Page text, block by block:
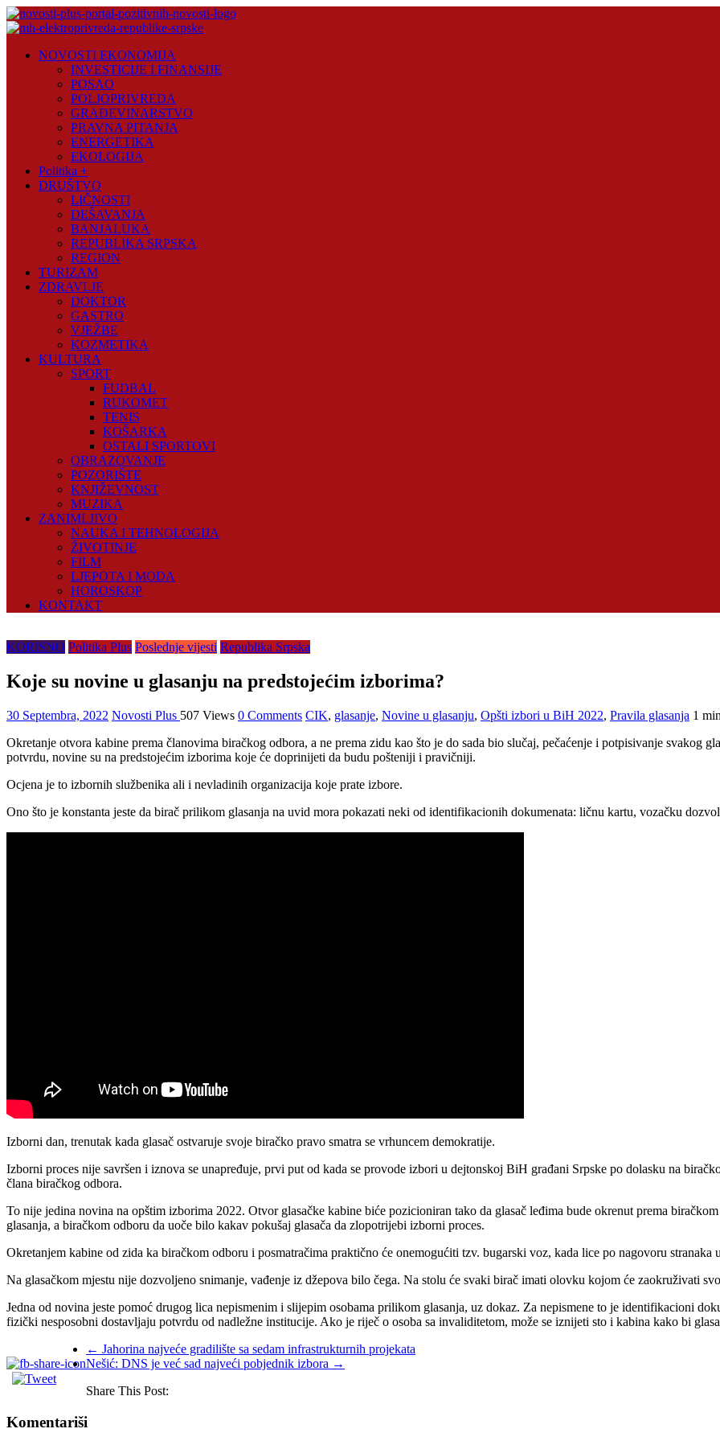
Skip
to
Plus
NOVOSTI EKONOMIJA
INVESTICIJE I FINANSIJE
POSAO
POLJOPRIVREDA
GRAĐEVINARSTVO
PRAVNA PITANJA
ENERGETIKA
EKOLOGIJA
Politika +
DRUŠTVO
LIČNOSTI
DEŠAVANJA
BANJALUKA
REPUBLIKA SRPSKA
REGION
TURIZAM
ZDRAVLJE
DOKTOR
GASTRO
VJEŽBE
KOZMETIKA
KULTURA
SPORT
FUDBAL
RUKOMET
TENIS
KOŠARKA
OSTALI SPORTOVI
OBRAZOVANJE
POZORIŠTE
KNJIŽEVNOST
MUZIKA
ZANIMLJIVO
NAUKA I TEHNOLOGIJA
ŽIVOTINJE
FILM
LJEPOTA I MODA
HOROSKOP
KONTAKT
KORISNO Politika Plus Poslednje vijesti Republika Srpska
Koje su novine u glasanju na predstojećim izborima?
30 Septembra, 2022 Novosti Plus 507 Views 0 Comments CIK, glasanje, Novine u glasanju, Opšti izbori u BiH 2022, Pravila glasanja 1
Okretanje otvora kabine prema članovima biračkog odbora, a ne prema zidu kao što je do sada bio slučaj, pečaćenje i potpisivanje svakog
potvrdu, novine su na predstojećim izborima koje će doprinijeti da budu pošteniji i pravičniji.
Ocjena je to izbornih službenika ali i nevladinih organizacija koje prate izbore.
Ono što je konstanta jeste da birač prilikom glasanja na uvid mora pokazati neki od identifikacionih dokumenata: ličnu kartu, vozačku
Izborni dan, trenutak kada glasač ostvaruje svoje biračko pravo smatra se vrhuncem demokratije.
Izborni proces nije savršen i iznova se unapređuje, prvi put od kada se provode izbori u dejtonskoj BiH građani Srpske po dolasku na
člana biračkog odbora.
To nije jedina novina na opštim izborima 2022. Otvor glasačke kabine biće pozicioniran tako da glasač leđima bude okrenut prema
glasanja, a biračkom odboru da uoče bilo kakav pokušaj glasača da zlopotrijebi izborni proces.
Okretanjem kabine od zida ka biračkom odboru i posmatračima praktično će onemogućiti tzv. bugarski voz, kada lice po nagovoru stranaka
Na glasačkom mjestu nije dozvoljeno snimanje, vađenje iz džepova bilo čega. Na stolu će svaki birač imati olovku kojom će zaokruživati
Јedna od novina jeste pomoć drugog lica nepismenim i slijepim osobama prilikom glasanja, uz dokaz. Za nepismene to je identifikacioni
fizički nesposobni dostavljaju potvrdu od nadležne institucije. Ako je riječ o osoba sa invaliditetom, može se iznijeti sto i kabina kako bi
← Јahorina najveće gradilište sa sedam infrastrukturnih projekata
Nešić: DNS je već sad najveći pobjednik izbora →
Share This Post:
Komentariši